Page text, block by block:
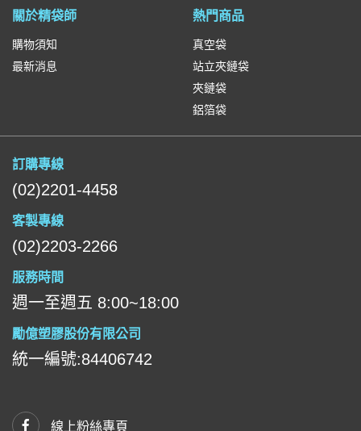
關於精袋師
購物須知
最新消息
熱門商品
真空袋
站立夾鏈袋
夾鏈袋
鋁箔袋
訂購專線
(02)2201-4458
客製專線
(02)2203-2266
服務時間
週一至週五 8:00~18:00
勵億塑膠股份有限公司
統一編號:84406742
線上粉絲專頁